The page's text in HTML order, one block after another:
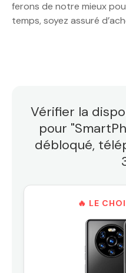
ferons de notre mieux
temps, soyez assuré
Vérifier la
pour
débloqué,
🔥 LE